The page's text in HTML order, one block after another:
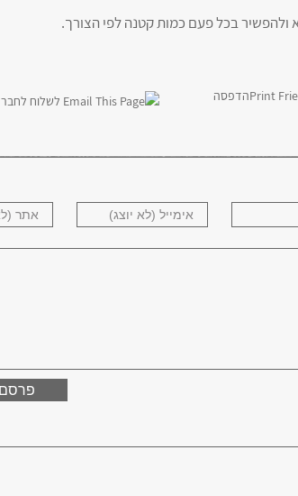
ולהפשיר בכל פעם כמות קטנה לפי הצורך.
הדפסה לשלוח לחבר